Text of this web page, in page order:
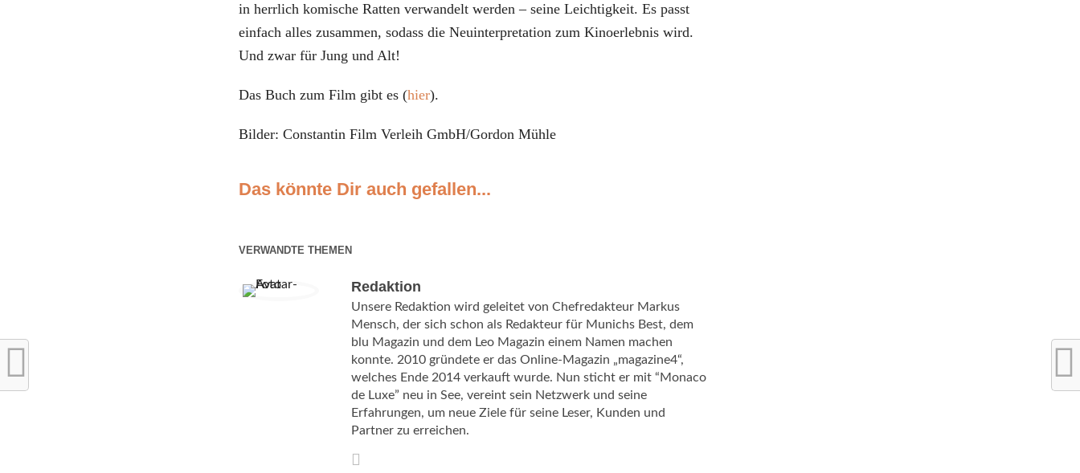
in herrlich komische Ratten verwandelt werden – seine Leichtigkeit. Es passt
einfach alles zusammen, sodass die Neuinterpretation zum Kinoerlebnis wird.
Und zwar für Jung und Alt!
Das Buch zum Film gibt es (hier).
Bilder: Constantin Film Verleih GmbH/Gordon Mühle
Das könnte Dir auch gefallen...
VERWANDTE THEMEN
Redaktion
Unsere Redaktion wird geleitet von Chefredakteur Markus
Mensch, der sich schon als Redakteur für Munichs Best, dem
blu Magazin und dem Leo Magazin einem Namen machen
konnte. 2010 gründete er das Online-Magazin „magazine4“,
welches Ende 2014 verkauft wurde. Nun sticht er mit “Monaco
de Luxe” neu in See, vereint sein Netzwerk und seine
Erfahrungen, um neue Ziele für seine Leser, Kunden und
Partner zu erreichen.